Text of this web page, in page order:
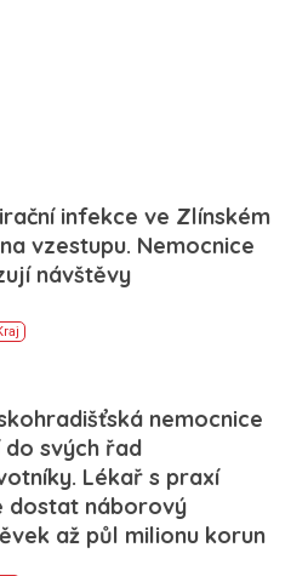
infekce ve Zlínském
vzestupu. Nemocnice
návštěvy
nemocnice
do svých řad
Lékař s praxí
dostat náborový
až půl milionu korun